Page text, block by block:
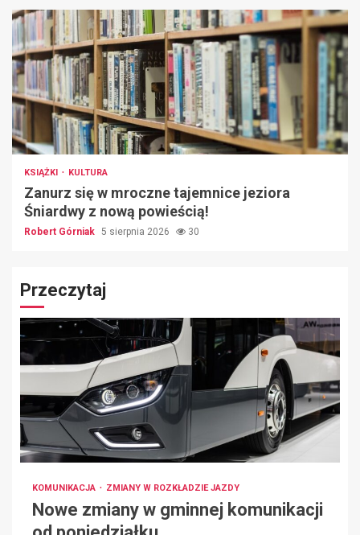
KSIĄŻKI KULTURA
Zanurz się w mroczne tajemnice jeziora
Śniardwy z nową powieścią!
Robert Górniak 5 sierpnia 2026 30
Przeczytaj
KOMUNIKACJA ZMIANY W ROZKŁADZIE JAZDY
Nowe zmiany w gminnej komunikacji